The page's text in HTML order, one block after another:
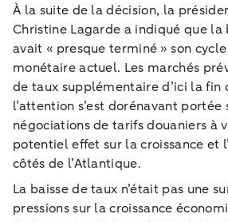
À la suite de la décision, la
Christine Lagarde a indiqué que
avait « presque terminé » son
monétaire actuel. Les marchés
de taux supplémentaire d’ici la fin
l’attention s’est dorénavant portée
négociations de tarifs douaniers à
potentiel effet sur la croissance et
côtés de l’Atlantique.
La baisse de taux n’était pas une
pressions sur la croissance